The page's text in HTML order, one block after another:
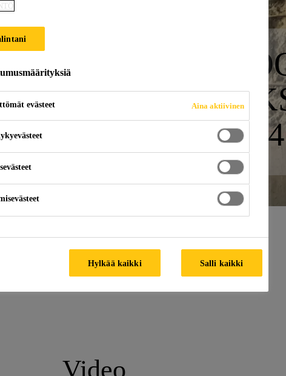
MONOTOP®-
Video
evästeet Aina aktiivinen
Hylkää kaikki Salli kaikki